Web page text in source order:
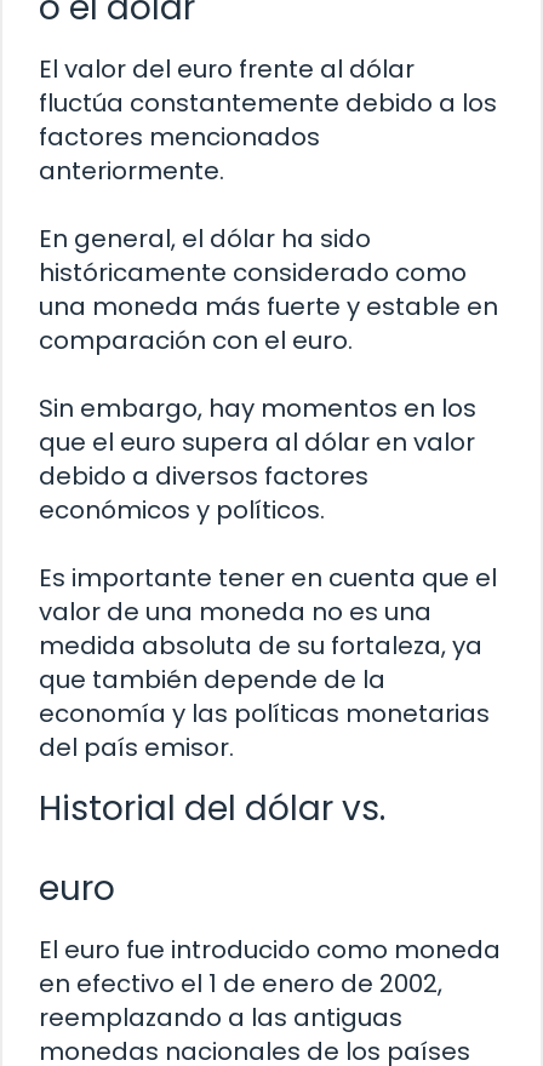
El valor del euro frente al dólar
fluctúa constantemente debido a los
factores mencionados
anteriormente.
En general, el dólar ha sido
históricamente considerado como
una moneda más fuerte y estable en
comparación con el euro.
Sin embargo, hay momentos en los
que el euro supera al dólar en valor
debido a diversos factores
económicos y políticos.
Es importante tener en cuenta que el
valor de una moneda no es una
medida absoluta de su fortaleza, ya
que también depende de la
economía y las políticas monetarias
del país emisor.
Historial del dólar vs.
euro
El euro fue introducido como moneda
en efectivo el 1 de enero de 2002,
reemplazando a las antiguas
monedas nacionales de los países